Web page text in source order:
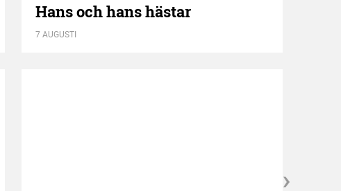
Hans och hans hästar
7 AUGUSTI